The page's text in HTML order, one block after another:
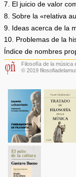
7. El juicio de valor
8. Sobre la «relativa
9. Ideas acerca de la
10. Problemas de la
Índice de nombres
Filosofía de la música
© 2019